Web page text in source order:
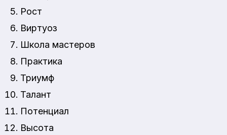
Рост
Виртуоз
Школа мастеров
Практика
Триумф
Талант
Потенциал
Высота